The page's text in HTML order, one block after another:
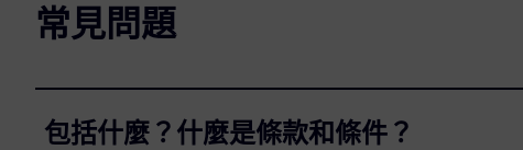
常見問題
包括什麼？什麼是條款和條件？